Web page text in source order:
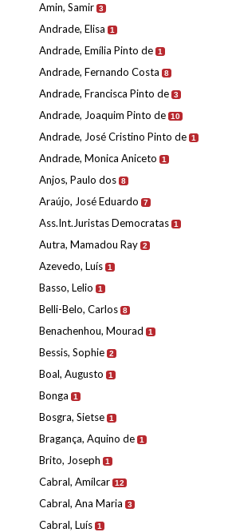
Amin, Samir 3
Andrade, Elisa 1
Andrade, Emília Pinto de 1
Andrade, Fernando Costa 8
Andrade, Francisca Pinto de 3
Andrade, Joaquim Pinto de 10
Andrade, José Cristino Pinto de 1
Andrade, Monica Aniceto 1
Anjos, Paulo dos 8
Araújo, José Eduardo 7
Ass.Int.Juristas Democratas 1
Autra, Mamadou Ray 2
Azevedo, Luís 1
Basso, Lelio 1
Belli-Belo, Carlos 8
Benachenhou, Mourad 1
Bessis, Sophie 2
Boal, Augusto 1
Bonga 1
Bosgra, Sietse 1
Bragança, Aquino de 1
Brito, Joseph 1
Cabral, Amílcar 12
Cabral, Ana Maria 3
Cabral, Luís 1